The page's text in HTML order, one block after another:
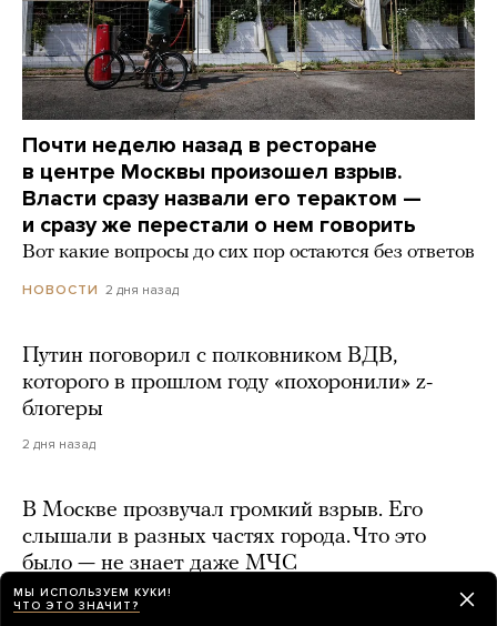
Почти неделю назад в ресторане
в центре Москвы произошел взрыв.
Власти сразу назвали его терактом —
и сразу же перестали о нем говорить
Вот какие вопросы до сих пор остаются без ответов
НОВОСТИ 2 дня назад
Путин поговорил с полковником ВДВ,
которого в прошлом году «похоронили» z-
блогеры
2 дня назад
В Москве прозвучал громкий взрыв. Его
слышали в разных частях города. Что это
было — не знает даже МЧС
2 дня назад
МЫ ИСПОЛЬЗУЕМ КУКИ!
ЧТО ЭТО ЗНАЧИТ?